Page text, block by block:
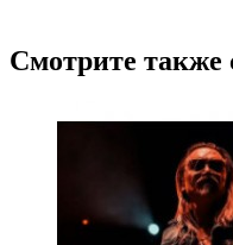
Смотрите также